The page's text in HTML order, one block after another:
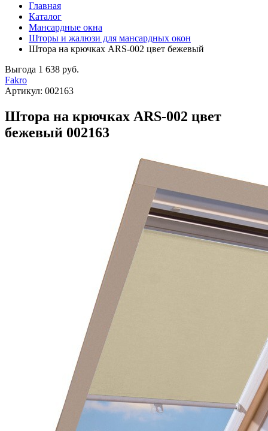
Главная
Каталог
Мансардные окна
Шторы и жалюзи для мансардных окон
Штора на крючках ARS-002 цвет бежевый
Выгода 1 638 руб.
Fakro
Артикул: 002163
Штора на крючках ARS-002 цвет
бежевый 002163